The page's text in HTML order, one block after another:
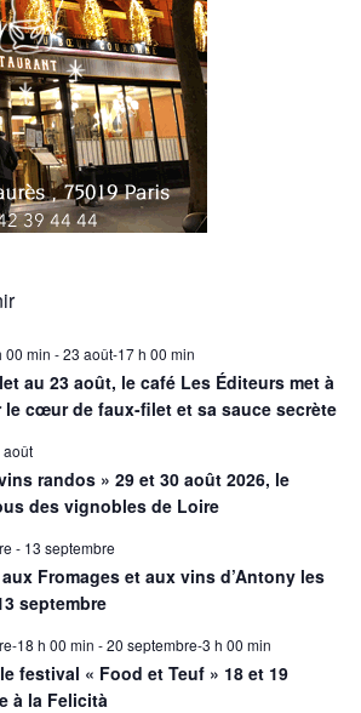
00 min -23 août-17 h 00 min
au 23 août, le café Les Éditeurs met à
le cœur de faux-filet et sa sauce secrète
août
randos » 29 et 30 août 2026, le
des vignobles de Loire
- 13 septembre
Fromages et aux vins d’Antony les
septembre
18 h 00 min -20 septembre-3 h 00 min
festival « Food et Teuf » 18 et 19
à la Felicità